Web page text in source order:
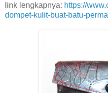
link lengkapnya: https://
dompet-kulit-buat-batu-